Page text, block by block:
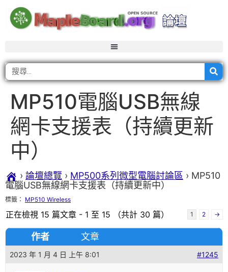
MP510電腦USB無線
網卡支援表（持續更新
中）
› 論壇總覽 › MP500系列微型電腦討論區 › MP510
電腦USB無線網卡支援表（持續更新中）
標籤： MP510 Wireless
正在檢視 15 篇文章 - 1 至 15 （共計 30 篇） 1 2 →
作者 文章
2023 年 1 月 4 日 上午 8:01 #1245